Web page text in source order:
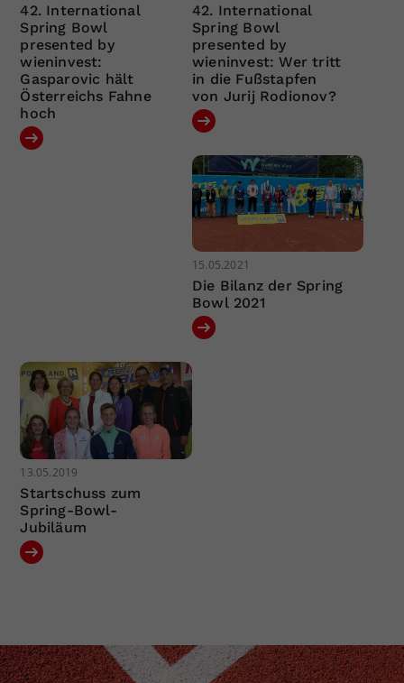
42. International
Spring Bowl
presented by
wieninvest:
Gasparovic hält
Österreichs Fahne
hoch
42. International
Spring Bowl
presented by
wieninvest: Wer tritt
in die Fußstapfen
von Jurij Rodionov?
15.05.2021
Die Bilanz der Spring
Bowl 2021
13.05.2019
Startschuss zum
Spring-Bowl-
Jubiläum